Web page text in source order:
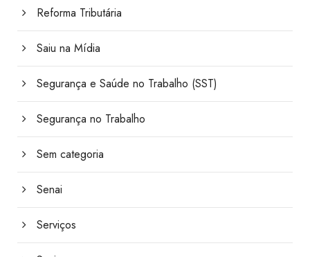
Reforma Tributária
Saiu na Mídia
Segurança e Saúde no Trabalho (SST)
Segurança no Trabalho
Sem categoria
Senai
Serviços